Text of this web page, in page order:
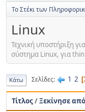
Το Στέκι των
Linux
Τεχνική υποστήριξη
σύστημα Linux, για
Κάτω Σελίδες 1 2
Τίτλος/Ξεκίνησε από